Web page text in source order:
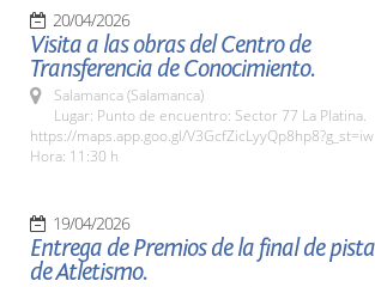
20/04/2026
Visita a las obras del Centro de
Transferencia de Conocimiento.
Salamanca (Salamanca)
Lugar: Punto de encuentro: Sector 77 La Platina.
https://maps.app.goo.gl/V3GcfZicLyyQp8hp8?g_st=iw
Hora: 11:30 h
19/04/2026
Entrega de Premios de la final de pista
de Atletismo.